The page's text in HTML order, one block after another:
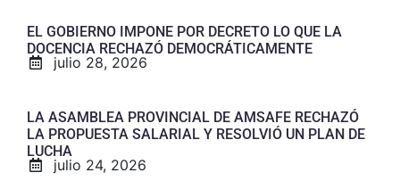
EL GOBIERNO IMPONE POR DECRETO LO QUE LA
DOCENCIA RECHAZÓ DEMOCRÁTICAMENTE
julio 28, 2026
LA ASAMBLEA PROVINCIAL DE AMSAFE RECHAZÓ
LA PROPUESTA SALARIAL Y RESOLVIÓ UN PLAN DE
LUCHA
julio 24, 2026